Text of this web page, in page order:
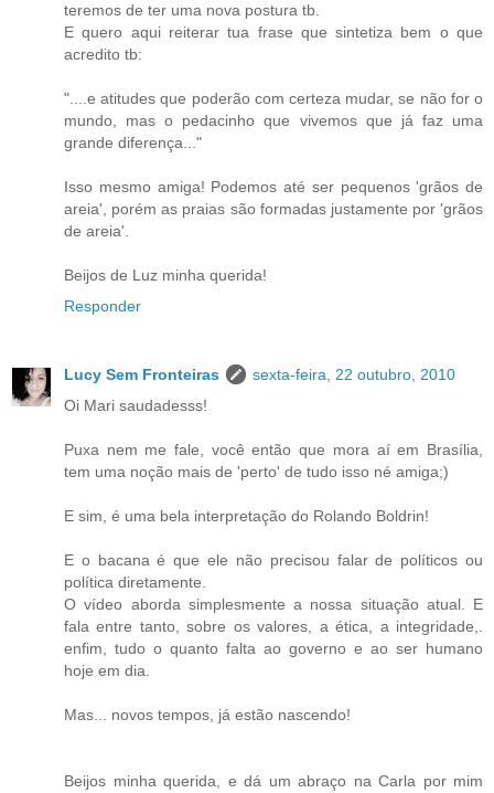
teremos de ter uma nova postura tb.
E quero aqui reiterar tua frase que sintetiza bem o que
acredito tb:
"....e atitudes que poderão com certeza mudar, se não for o
mundo, mas o pedacinho que vivemos que já faz uma
grande diferença..."
Isso mesmo amiga! Podemos até ser pequenos 'grãos de
areia', porém as praias são formadas justamente por 'grãos
de areia'.
Beijos de Luz minha querida!
Responder
Lucy Sem Fronteiras
sexta-feira, 22 outubro, 2010
Oi Mari saudadesss!
Puxa nem me fale, você então que mora aí em Brasília,
tem uma noção mais de 'perto' de tudo isso né amiga;)
E sim, é uma bela interpretação do Rolando Boldrin!
E o bacana é que ele não precisou falar de políticos ou
política diretamente.
O vídeo aborda simplesmente a nossa situação atual. E
fala entre tanto, sobre os valores, a ética, a integridade,.
enfim, tudo o quanto falta ao governo e ao ser humano
hoje em dia.
Mas... novos tempos, já estão nascendo!
Beijos minha querida, e dá um abraço na Carla por mim